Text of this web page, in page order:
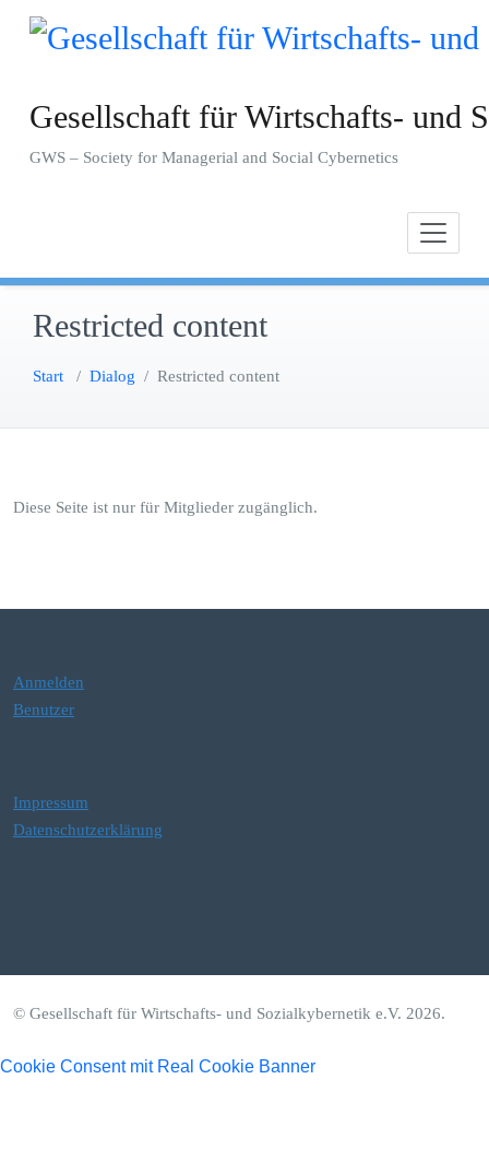
Zum
Gesellschaft für Wirtschafts- und
GWS – Society for Managerial and Social Cybernetics
Restricted content
Start / Dialog / Restricted content
Diese Seite ist nur für Mitglieder zugänglich.
Anmelden
Benutzer
Impressum
Datenschutzerklärung
© Gesellschaft für Wirtschafts- und Sozialkybernetik e.V. 2026.
Cookie Consent mit Real Cookie Banner